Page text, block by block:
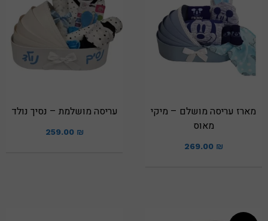
מארז עריסה מושלם – מיקי
מאוס
269.00 ₪
עריסה מושלמת – נסיך נולד
259.00 ₪